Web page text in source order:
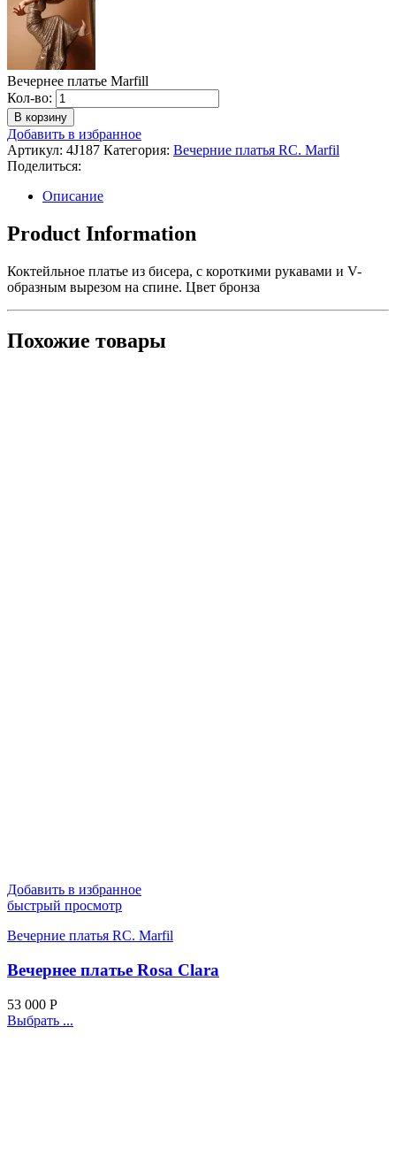
Вечернее платье Marfill
Кол-во: Количество
Вечернее
платье
Marfill
В корзину
Добавить в избранное
Артикул: 4J187 Категория: Вечерние платья RC. Marfil
Поделиться:
Описание
Product Information
Коктейльное платье из бисера, с короткими рукавами и V-
образным вырезом на спине. Цвет бронза
Похожие товары
Добавить в избранное
быстрый просмотр
Вечерние платья RC. Marfil
Вечернее платье Rosa Clara
53 000 Р
Выбрать ...